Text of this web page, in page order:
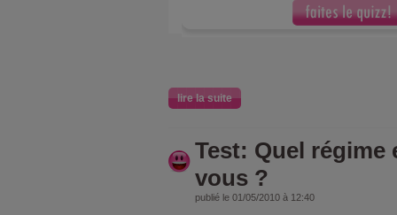
lire la suite
Test: Quel régime
vous ?
publié le 01/05/2010 à 12:40